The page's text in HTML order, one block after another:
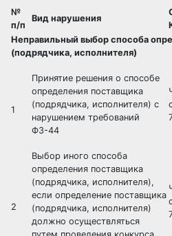
№
п/п
Вид нарушения
Неправильный выбор способа
(подрядчика, исполнителя)
1
Принятие решения о способе
определения поставщика
(подрядчика, исполнителя) с
нарушением требований
ФЗ-44
2
Выбор иного способа
определения поставщика
(подрядчика, исполнителя),
если определение поставщика
(подрядчика, исполнителя)
должно осуществляться